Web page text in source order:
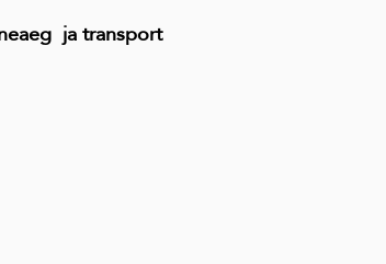
ja transport